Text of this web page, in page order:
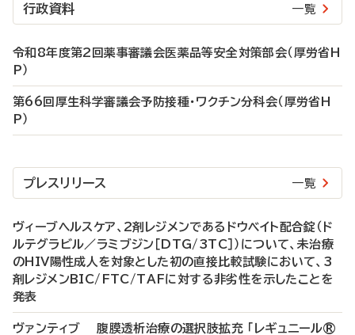
行政資料 一覧
令和8年度第2回薬事審議会医薬品等安全対策部会（厚労省H
P）
第66回厚生科学審議会予防接種・ワクチン分科会（厚労省H
P）
プレスリリース 一覧
ヴィーブヘルスケア、2剤レジメンであるドウベイト配合錠（ド
ルテグラビル／ラミブジン［DTG/3TC］）について、未治療
のHIV陽性成人を対象とした初の直接比較試験において、3
剤レジメンBIC/FTC/TAFに対する非劣性を示したことを
発表
ヴァンティブ 腹膜透析治療の選択肢拡充 「レギュニール®